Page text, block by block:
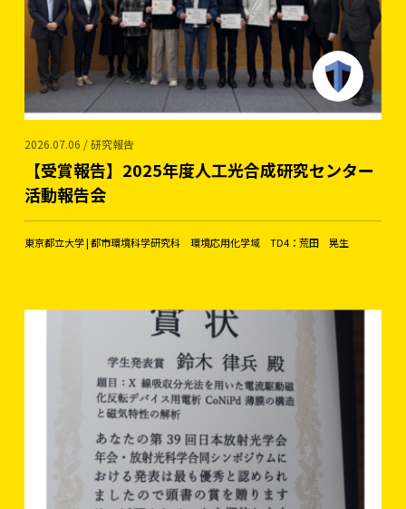
2026.07.06 / 研究報告
【受賞報告】2025年度人工光合成研究センター
活動報告会
東京都立大学 | 都市環境科学研究科 環境応用化学域 TD4：荒田 晃生